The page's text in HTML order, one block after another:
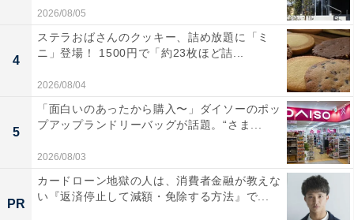
2026/08/05
4
ステラおばさんのクッキー、詰め放題に「ミ
ニ」登場！ 1500円で「約23枚ほど詰...
2026/08/04
5
「面白いのあったから購入〜」ダイソーのポッ
プアップランドリーバッグが話題。“さま...
2026/08/03
PR
カードローン地獄の人は、消費者金融が教えな
い『返済停止して減額・免除する方法』で...